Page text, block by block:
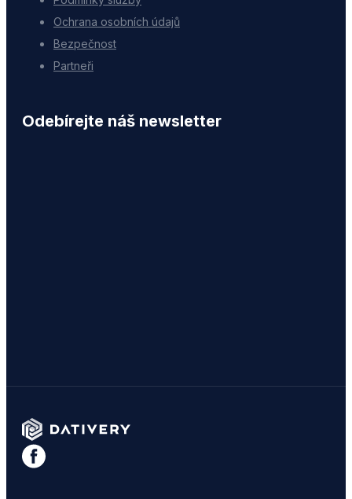
Ochrana osobních údajů
Bezpečnost
Partneři
Odebírejte náš newsletter